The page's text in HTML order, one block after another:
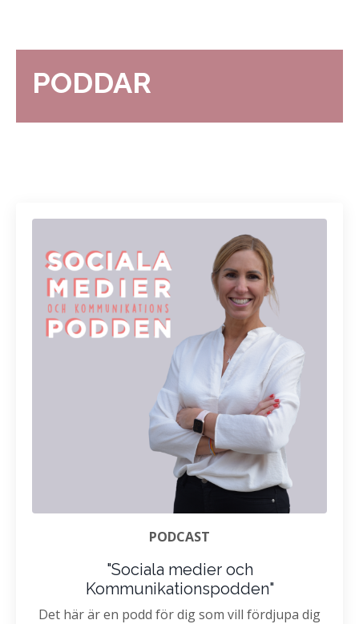
PODDAR
PODCAST
"Sociala medier och
Kommunikationspodden"
Det här är en podd för dig som vill fördjupa dig